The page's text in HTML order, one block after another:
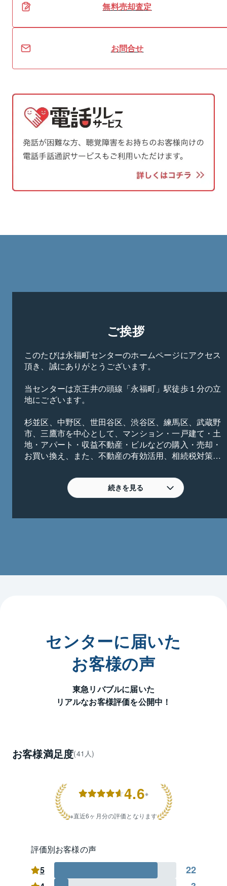
無料売却査定
お問合せ
ご挨拶
このたびは永福町センターのホームページにアクセス
頂き、誠にありがとうございます。
当センターは京王井の頭線「永福町」駅徒歩１分の立
地にございます。
杉並区、中野区、世田谷区、渋谷区、練馬区、武蔵野
市、三鷹市を中心として、マンション・一戸建て・土
地・アパート・収益不動産・ビルなどの購入・売却・
お買い換え、また、不動産の有効活用、相続税対策、
また、当社が買主となり、皆様方のご所有不動産を直
接購入することも可能でございます。（一部条件によ
・不動産を相続したが、何から始めればよいかわから
取ってほしい
・他社に依頼しているが、なかなか売れなくて困って
などなど、お客様からのあらゆるニーズに対し、経験
ご提案をさせていただきます。
心よりお待ち申し上げております。
続きを見る
センターに届いた
お客様の声
東急リバブルに届いた
リアルなお客様評価を公開中！
お客様満足度(41人)
4.6※
直近6ヶ月分の評価となります
評価別お客様の声
5
22